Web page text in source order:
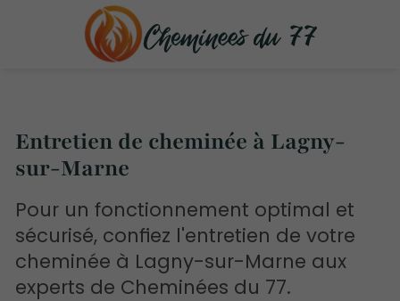
Entretien de cheminée à Lagny-
sur-Marne
Pour un fonctionnement optimal et
sécurisé, confiez l'entretien de votre
cheminée à Lagny-sur-Marne aux
experts de Cheminées du 77.